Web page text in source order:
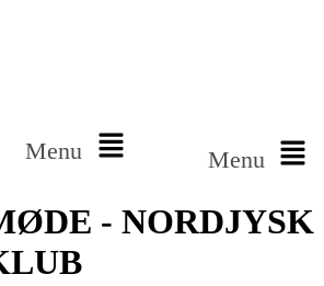
Menu
Menu
- NORDJYSK